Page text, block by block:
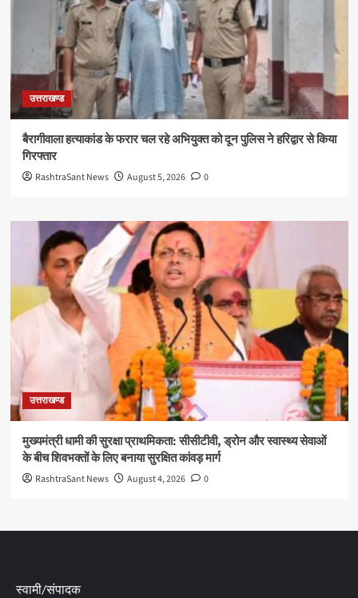
उत्तराखण्ड
बैरागीवाला हत्याकांड के फरार चल रहे अभियुक्त को दून पुलिस ने हरिद्वार से किया
गिरफ्तार
RashtraSant News August 5, 2026 0
उत्तराखण्ड
मुख्यमंत्री धामी की सुरक्षा प्राथमिकता: सीसीटीवी, ड्रोन और स्वास्थ्य सेवाओं
के बीच शिवभक्तों के लिए बनाया सुरक्षित कांवड़ मार्ग
RashtraSant News August 4, 2026 0
स्वामी/संपादक